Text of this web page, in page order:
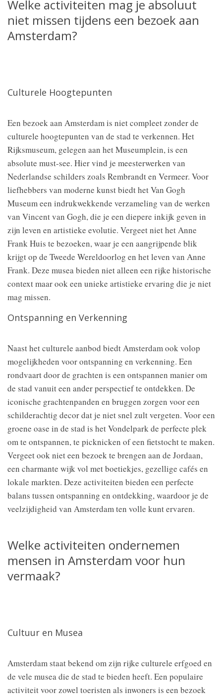
Welke activiteiten mag je absoluut
niet missen tijdens een bezoek aan
Amsterdam?
Culturele Hoogtepunten
Een bezoek aan Amsterdam is niet compleet zonder de
culturele hoogtepunten van de stad te verkennen. Het
Rijksmuseum, gelegen aan het Museumplein, is een
absolute must-see. Hier vind je meesterwerken van
Nederlandse schilders zoals Rembrandt en Vermeer. Voor
liefhebbers van moderne kunst biedt het Van Gogh
Museum een indrukwekkende verzameling van de werken
van Vincent van Gogh, die je een diepere inkijk geven in
zijn leven en artistieke evolutie. Vergeet niet het Anne
Frank Huis te bezoeken, waar je een aangrijpende blik
krijgt op de Tweede Wereldoorlog en het leven van Anne
Frank. Deze musea bieden niet alleen een rijke historische
context maar ook een unieke artistieke ervaring die je niet
mag missen.
Ontspanning en Verkenning
Naast het culturele aanbod biedt Amsterdam ook volop
mogelijkheden voor ontspanning en verkenning. Een
rondvaart door de grachten is een ontspannen manier om
de stad vanuit een ander perspectief te ontdekken. De
iconische grachtenpanden en bruggen zorgen voor een
schilderachtig decor dat je niet snel zult vergeten. Voor een
groene oase in de stad is het Vondelpark de perfecte plek
om te ontspannen, te picknicken of een fietstocht te maken.
Vergeet ook niet een bezoek te brengen aan de Jordaan,
een charmante wijk vol met boetiekjes, gezellige cafés en
lokale markten. Deze activiteiten bieden een perfecte
balans tussen ontspanning en ontdekking, waardoor je de
veelzijdigheid van Amsterdam ten volle kunt ervaren.
Welke activiteiten ondernemen
mensen in Amsterdam voor hun
vermaak?
Cultuur en Musea
Amsterdam staat bekend om zijn rijke culturele erfgoed en
de vele musea die de stad te bieden heeft. Een populaire
activiteit voor zowel toeristen als inwoners is een bezoek